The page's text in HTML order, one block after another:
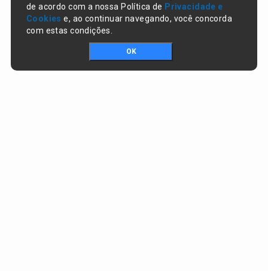
de acordo com a nossa Política de Privacidade e
Cookies e, ao continuar navegando, você concorda
com estas condições.
OK